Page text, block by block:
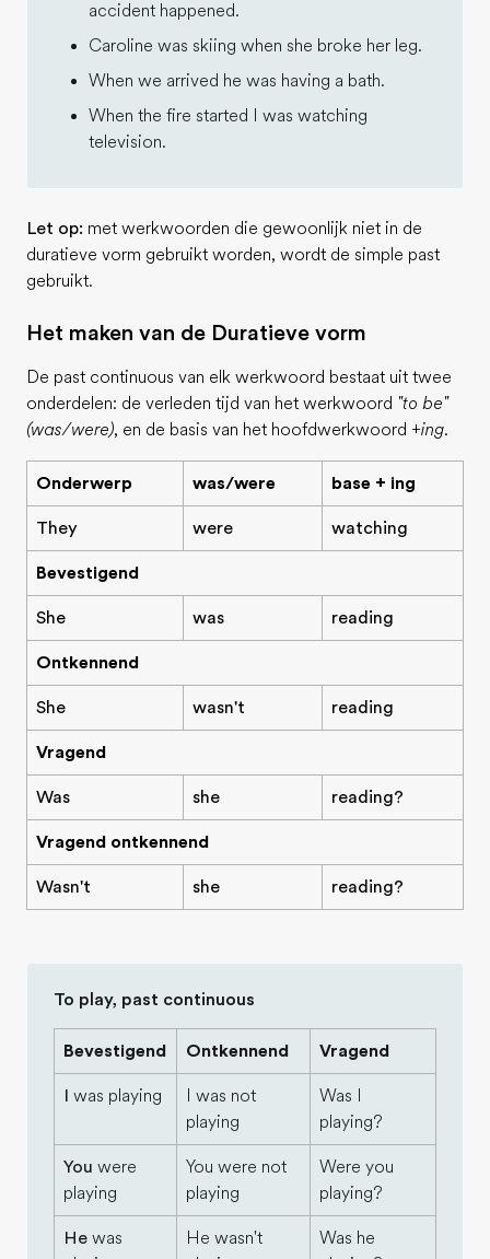
accident happened.
Caroline was skiing when she broke her leg.
When we arrived he was having a bath.
When the fire started I was watching
television.
Let op: met werkwoorden die gewoonlijk niet in de
duratieve vorm gebruikt worden, wordt de simple past
gebruikt.
Het maken van de Duratieve vorm
De past continuous van elk werkwoord bestaat uit twee
onderdelen: de verleden tijd van het werkwoord "to be"
(was/were), en de basis van het hoofdwerkwoord +ing.
Onderwerp was/were base + ing
They were watching
Bevestigend
She was reading
Ontkennend
She wasn't reading
Vragend
Was she reading?
Vragend ontkennend
Wasn't she reading?
To play, past continuous
Bevestigend Ontkennend Vragend
I was playing
I was not
playing
Was I
playing?
You were
playing
You were not
playing
Were you
playing?
He was
He wasn't
Was he